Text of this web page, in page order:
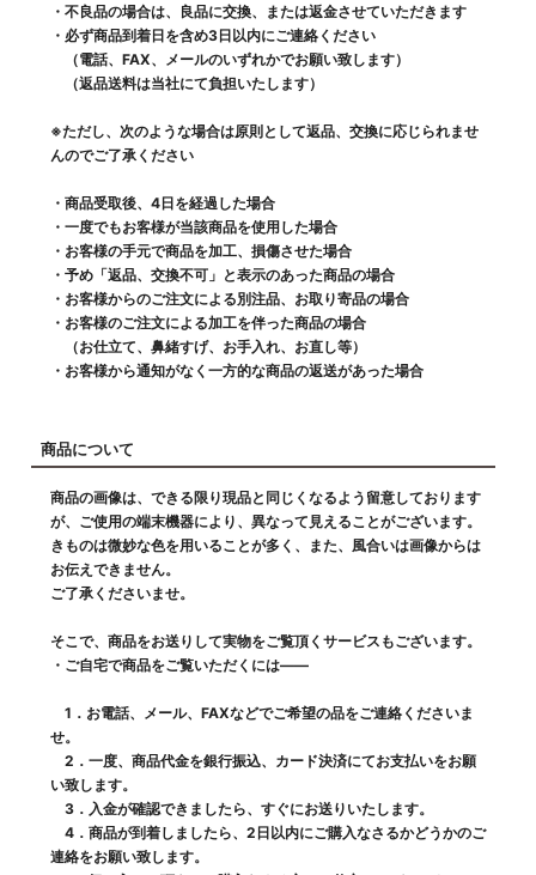
・不良品の場合は、良品に交換、または返金させていただきます
・必ず商品到着日を含め3日以内にご連絡ください
（電話、FAX、メールのいずれかでお願い致します）
（返品送料は当社にて負担いたします）
※ただし、次のような場合は原則として返品、交換に応じられませ
んのでご了承ください
・商品受取後、4日を経過した場合
・一度でもお客様が当該商品を使用した場合
・お客様の手元で商品を加工、損傷させた場合
・予め「返品、交換不可」と表示のあった商品の場合
・お客様からのご注文による別注品、お取り寄品の場合
・お客様のご注文による加工を伴った商品の場合
（お仕立て、鼻緒すげ、お手入れ、お直し等）
・お客様から通知がなく一方的な商品の返送があった場合
商品について
商品の画像は、できる限り現品と同じくなるよう留意しております
が、ご使用の端末機器により、異なって見えることがございます。
きものは微妙な色を用いることが多く、また、風合いは画像からは
お伝えできません。
ご了承くださいませ。
そこで、商品をお送りして実物をご覧頂くサービスもございます。
・ご自宅で商品をご覧いただくには――
1．お電話、メール、FAXなどでご希望の品をご連絡くださいま
せ。
2．一度、商品代金を銀行振込、カード決済にてお支払いをお願
い致します。
3．入金が確認できましたら、すぐにお送りいたします。
4．商品が到着しましたら、2日以内にご購入なさるかどうかのご
連絡をお願い致します。